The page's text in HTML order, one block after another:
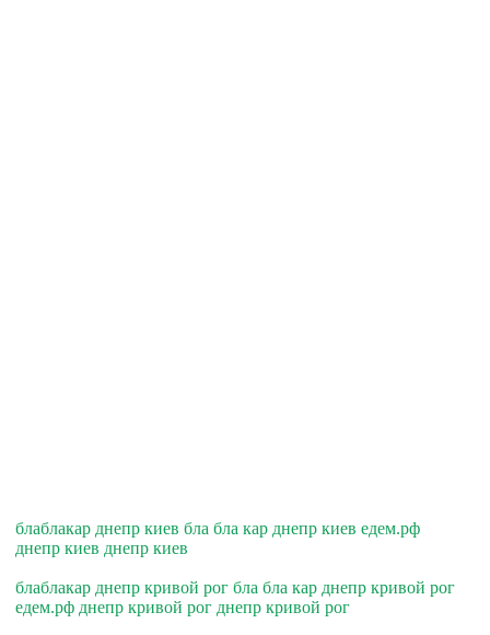
блаблакар днепр киев бла бла кар днепр киев едем.рф
днепр киев днепр киев
блаблакар днепр кривой рог бла бла кар днепр кривой рог
едем.рф днепр кривой рог днепр кривой рог